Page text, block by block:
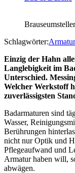
Schlagwörter:
Einzig der Hahn
Langlebigkeit im
Unterschied.
Welcher Werkstoff
zuverlässigsten
Badarmaturen sind
Wasser,
Berührungen
nicht nur Optik und
Pflegeaufwand und
Armatur haben will,
abwägen.